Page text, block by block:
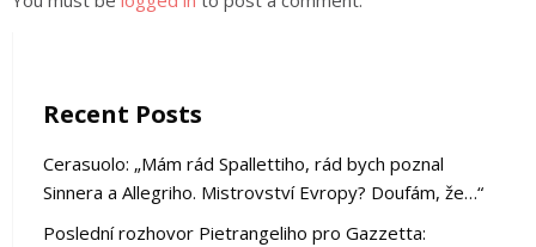
Recent Posts
Cerasuolo: „Mám rád Spallettiho, rád bych poznal
Sinnera a Allegriho. Mistrovství Evropy? Doufám, že…“
Poslední rozhovor Pietrangeliho pro Gazzetta: